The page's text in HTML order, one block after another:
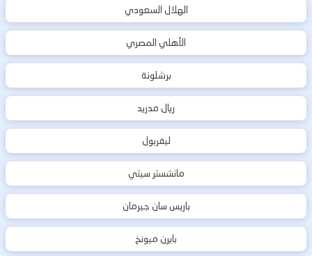
الهلال السعودي
الأهلي المصري
برشلونة
ريال مدريد
ليفربول
مانشستر سيتي
باريس سان جيرمان
بايرن ميونخ